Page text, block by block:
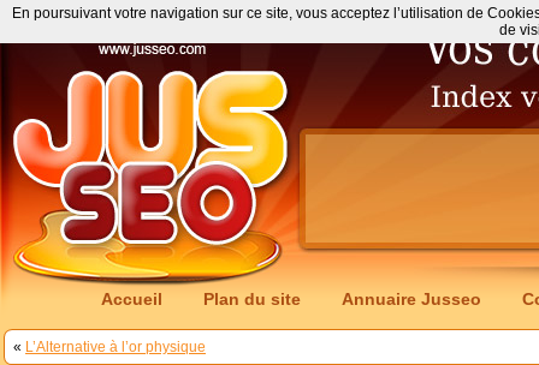
Accueil Plan du site Annuaire Jusseo
« L’Alternative à l’or physique
En poursuivant votre navigation sur ce site, vous acceptez l’utilisation de
de